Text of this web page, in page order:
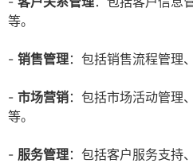
等。
- 销售管理：包括销售流程管理
- 市场营销：包括市场活动管理
等。
- 服务管理：包括客户服务支持